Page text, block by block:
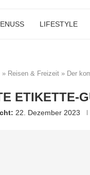
LIFESTYLE
» Reisen & Freizeit» Der
ETIKETTE-
22. Dezember 2023